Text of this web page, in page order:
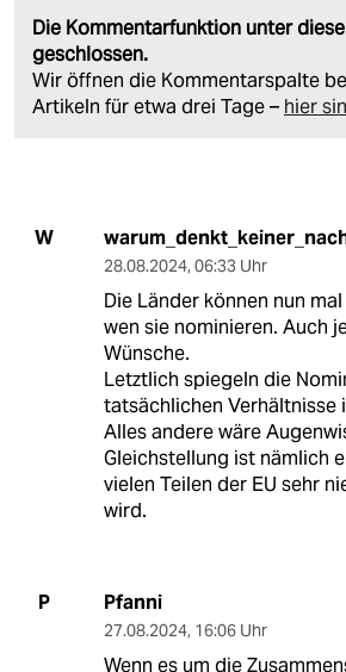
Die Kommentarfunktion unter
geschlossen.
Wir öffnen die Kommentarspalte
Artikeln für etwa drei Tage – hier
W
28.08.2024, 06:33 Uhr
Die Länder können nun
wen sie nominieren. Auch
Wünsche.
Letztlich spiegeln die
tatsächlichen Verhältnisse
Alles andere wäre
Gleichstellung ist nämlich
vielen Teilen der EU sehr
wird.
P Pfanni
27.08.2024, 16:06 Uhr
Wenn es um die